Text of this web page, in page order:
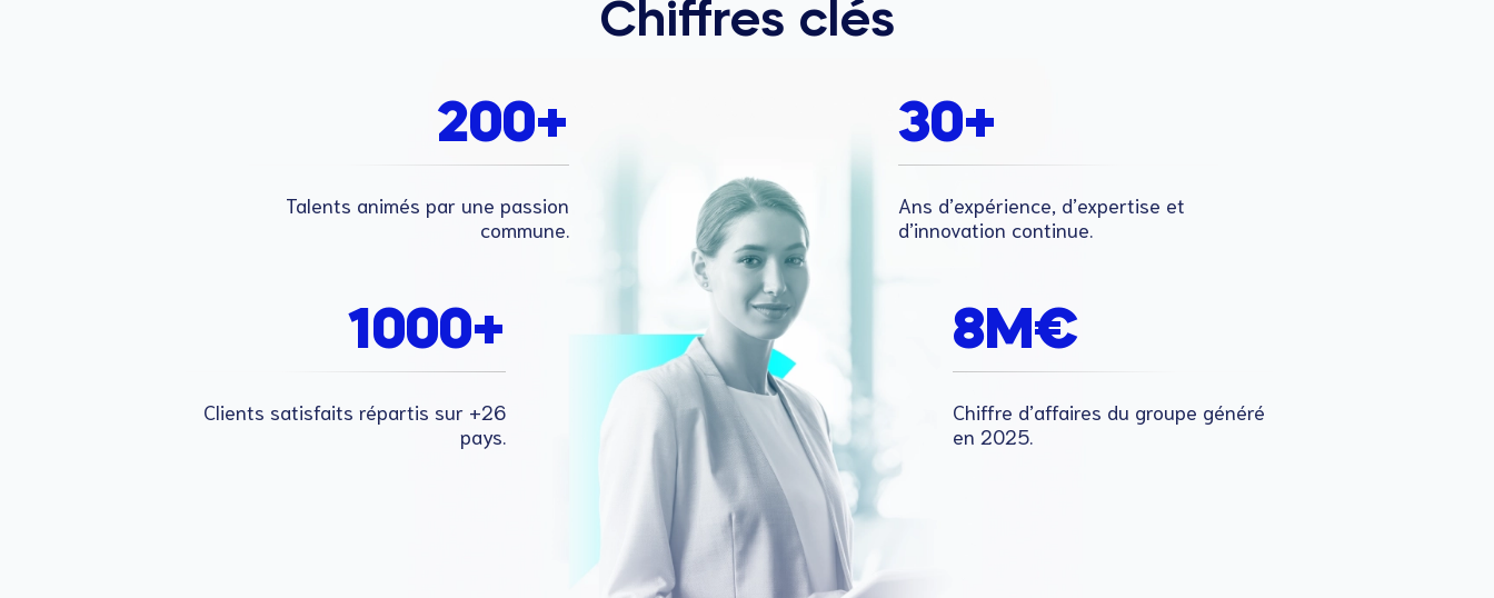
Chiffres clés
200+
Talents animés par une passion
commune.
1000+
Clients satisfaits répartis sur +26
pays.
30+
Ans d’expérience, d’expertise et
d’innovation continue.
8M€
Chiffre d’affaires du groupe généré
en 2025.